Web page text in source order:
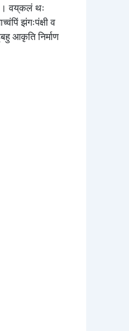
। वय्‌कलं थः
झंगःपंक्षी व
आकृति निर्माण